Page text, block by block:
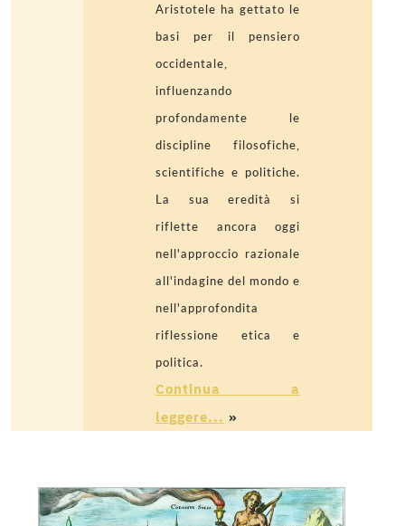
Aristotele ha gettato le
basi per il pensiero
occidentale,
influenzando
profondamente le
discipline filosofiche,
scientifiche e politiche.
La sua eredità si
riflette ancora oggi
nell'approccio razionale
all'indagine del mondo e
nell'approfondita
riflessione etica e
politica.
Continua a
leggere... »